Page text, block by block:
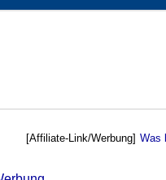
[Affiliate-Link/Werbung] Was